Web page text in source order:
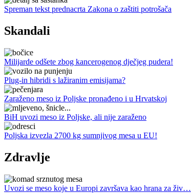
Spreman tekst prednacrta Zakona o zaštiti potrošača
Skandali
Milijarde odšete zbog kancerogenog dječjeg pudera!
Plug-in hibridi s lažiranim emisijama?
Zaraženo meso iz Poljske pronađeno i u Hrvatskoj
BiH uvozi meso iz Poljske, ali nije zaraženo
Poljska izvezla 2700 kg sumnjivog mesa u EU!
Zdravlje
Uvozi se meso koje u Europi završava kao hrana za živ…